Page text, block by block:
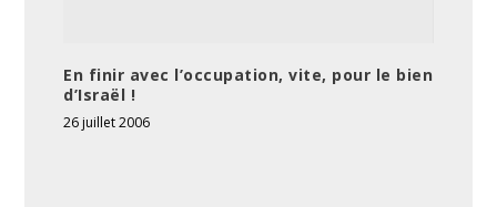
En finir avec l’occupation, vite, pour le bien
d’Israël !
26 juillet 2006